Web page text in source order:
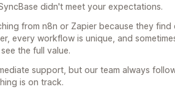
didn't meet your expectations.
from n8n or Zapier because they find
every workflow is unique, and
the full value.
support, but our team always
is on track.